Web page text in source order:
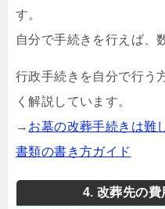
す。
自分で手続きを行えば、
行政手続きを自分で行う
く解説しています。
→ お墓の改葬手続きは難
書類の書き方ガイド
4. 改葬先の費